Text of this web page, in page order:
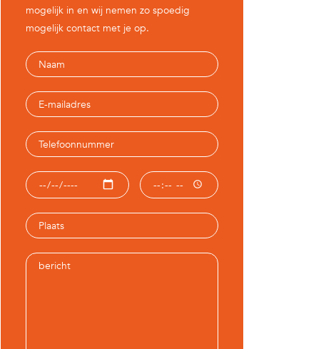
mogelijk in en wij nemen zo spoedig
mogelijk contact met je op.